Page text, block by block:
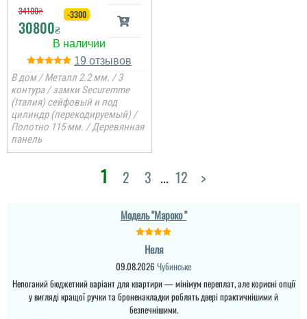
Руслана
Дякую за таку пораду по
дверях і за самі двері.
Ну якість просто клас,
приємно здивована.
34100₴
30800₴
-3300
19
В дом / Металл 2.2 мм. / 3
контура / замки Securemme
(Італия) сейфовый и под
цилиндр (перекодируемый) /
Полотно 115 мм. / Деревянная
панель
1 2 3 ... 12 >
Модель "Мароко "
Неля
09.08.2026 Чубинське
Непоганий бюджетний варіант для квартири — мінімум переплат, але корисні опції
у вигляді кращої ручки та броненакладки роблять двері практичнішими й
безпечнішими.